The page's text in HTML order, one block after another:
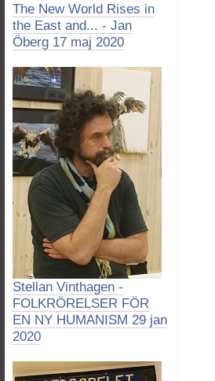
The New World Rises in
the East and... - Jan
Öberg 17 maj 2020
Stellan Vinthagen -
FOLKRÖRELSER FÖR
EN NY HUMANISM 29 jan
2020